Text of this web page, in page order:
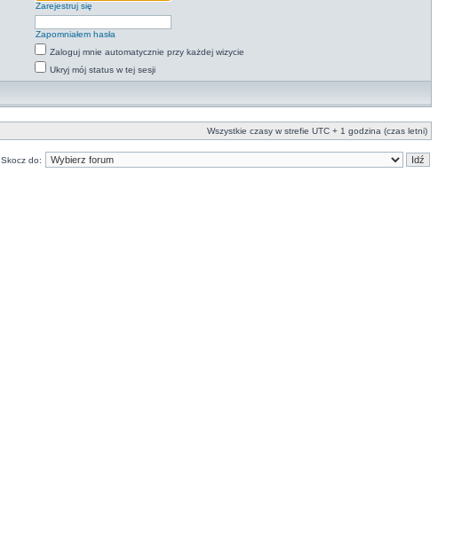
Zarejestruj się
Zapomniałem hasła
Zaloguj mnie automatycznie przy każdej wizycie
Ukryj mój status w tej sesji
Wszystkie czasy w strefie UTC + 1 godzina (czas letni)
Skocz do: